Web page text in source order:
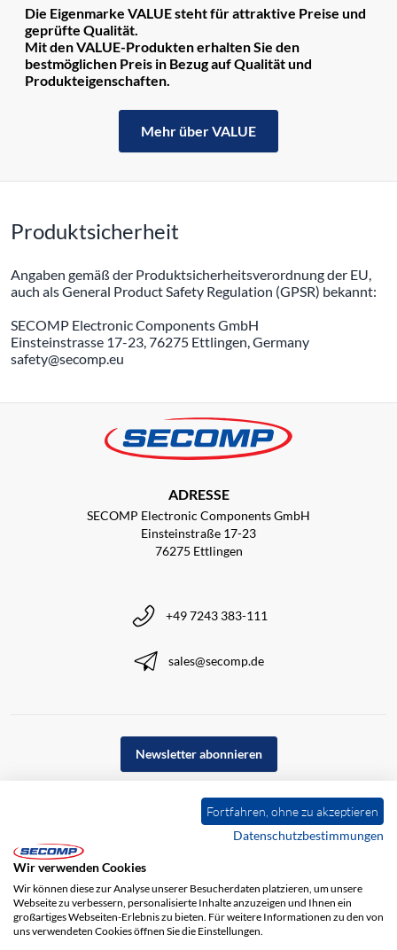
Die Eigenmarke VALUE steht für attraktive Preise und
geprüfte Qualität.
Mit den VALUE-Produkten erhalten Sie den
bestmöglichen Preis in Bezug auf Qualität und
Produkteigenschaften.
Mehr über VALUE
Produktsicherheit
Angaben gemäß der Produktsicherheitsverordnung der EU,
auch als General Product Safety Regulation (GPSR) bekannt:
SECOMP Electronic Components GmbH
Einsteinstrasse 17-23, 76275 Ettlingen, Germany
safety@secomp.eu
ADRESSE
SECOMP Electronic Components GmbH
Einsteinstraße 17-23
76275 Ettlingen
+49 7243 383-111
sales@secomp.de
Newsletter abonnieren
Fortfahren, ohne zu akzeptieren
Datenschutzbestimmungen
Wir verwenden Cookies
Wir können diese zur Analyse unserer Besucherdaten platzieren, um unsere
Webseite zu verbessern, personalisierte Inhalte anzuzeigen und Ihnen ein
großartiges Webseiten-Erlebnis zu bieten. Für weitere Informationen zu den von
uns verwendeten Cookies öffnen Sie die Einstellungen.